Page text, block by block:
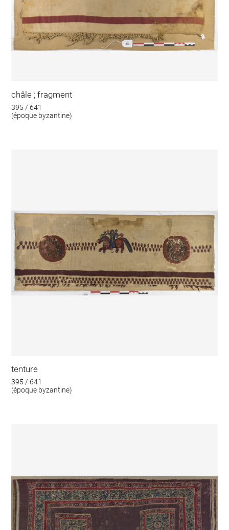
châle ; fragment
395 / 641
(époque byzantine)
tenture
395 / 641
(époque byzantine)